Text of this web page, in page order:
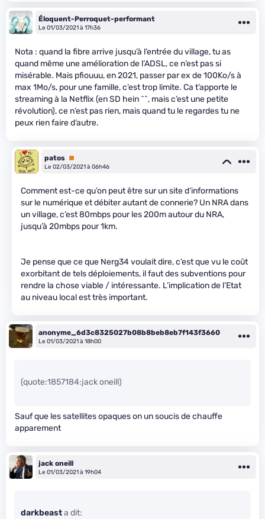
Éloquent-Perroquet-performant
Le 01/03/2021 à 17h36
Nota : quand la fibre arrive jusqu’à l’entrée du village, tu as
quand même une amélioration de l’ADSL, ce n’est pas si
misérable. Mais pfiouuu, en 2021, passer par ex de 100Ko/s à
max 1Mo/s, pour une famille, c’est trop limite. Ca t’apporte le
streaming à la Netflix (en SD hein ^^, mais c’est une petite
révolution), ce n’est pas rien, mais quand tu le regardes tu ne
peux rien faire d’autre.
patos Premium
Le 02/03/2021 à 06h46
Comment est-ce qu’on peut être sur un site d’informations
sur le numérique et débiter autant de connerie? Un NRA dans
un village, c’est 80mbps pour les 200m autour du NRA,
jusqu’à 20mbps pour 1km.
Je pense que ce que Nerg34 voulait dire, c’est que vu le coût
exorbitant de tels déploiements, il faut des subventions pour
rendre la chose viable / intéressante. L’implication de l’Etat
au niveau local est très important.
anonyme_6d3c8325027b08b8beb8eb7f143f3660
Le 01/03/2021 à 18h00
(quote:1857184:jack oneill)
Sauf que les satellites opaques on un soucis de chauffe
apparement
jack oneill
Le 01/03/2021 à 19h04
darkbeasta dit: